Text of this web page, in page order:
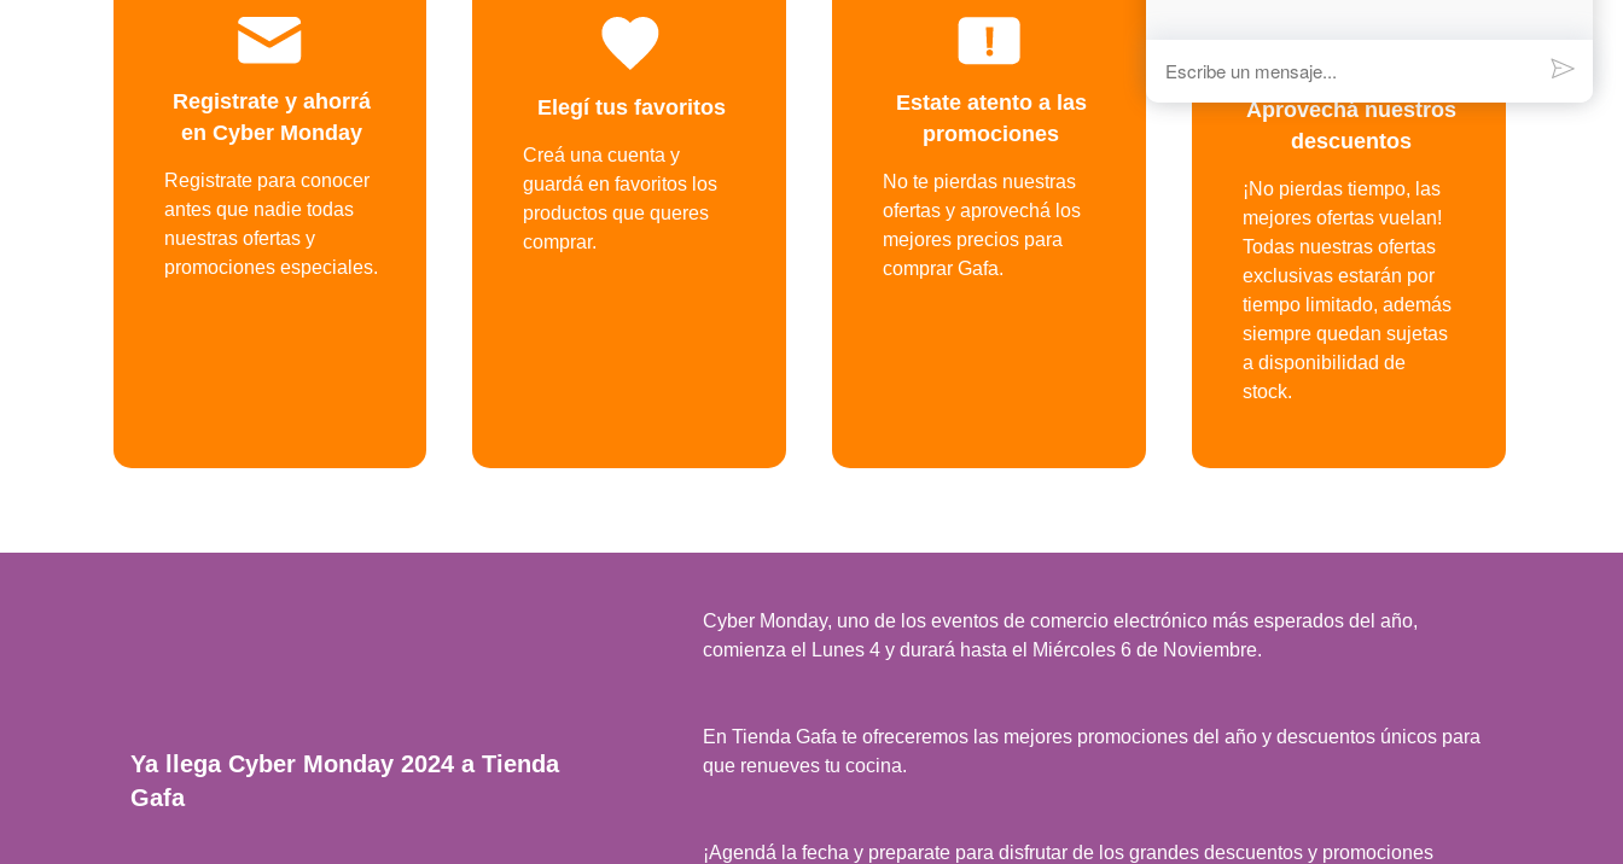
Registrate y ahorrá
en Cyber Monday
Registrate para conocer
antes que nadie todas
nuestras ofertas y
promociones especiales.
Elegí tus favoritos
Creá una cuenta y
guardá en favoritos los
productos que queres
comprar.
Estate atento a las
promociones
No te pierdas nuestras
ofertas y aprovechá los
mejores precios para
comprar Gafa.
Aprovechá nuestros
descuentos
¡No pierdas tiempo, las
mejores ofertas vuelan!
Todas nuestras ofertas
exclusivas estarán por
tiempo limitado, además
siempre quedan sujetas
a disponibilidad de
stock.
Ya llega Cyber Monday 2024 a Tienda
Gafa
Cyber Monday, uno de los eventos de comercio electrónico más esperados del año,
comienza el Lunes 4 y durará hasta el Miércoles 6 de Noviembre.
En Tienda Gafa te ofreceremos las mejores promociones del año y descuentos únicos para
que renueves tu cocina.
¡Agendá la fecha y preparate para disfrutar de los grandes descuentos y promociones